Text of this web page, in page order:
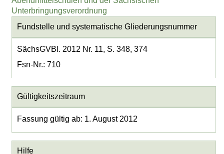
Unterbringungsverordnung
Fundstelle und systematische Gliederungsnummer
SächsGVBl. 2012 Nr. 11, S. 348, 374
Fsn-Nr.: 710
Gültigkeitszeitraum
Fassung gültig ab: 1. August 2012
Hilfe